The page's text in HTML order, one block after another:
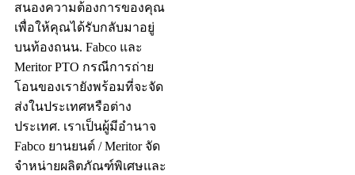
สนองความต้องการของคุณ
เพื่อให้คุณได้รับกลับมาอยู่
บนท้องถนน. Fabco และ
Meritor PTO กรณีการถ่าย
โอนของเรายังพร้อมที่จะจัด
ส่งในประเทศหรือต่าง
ประเทศ. เราเป็นผู้มีอำนาจ
Fabco ยานยนต์ / Meritor จัด
จำหน่ายผลิตภัณฑ์พิเศษและ